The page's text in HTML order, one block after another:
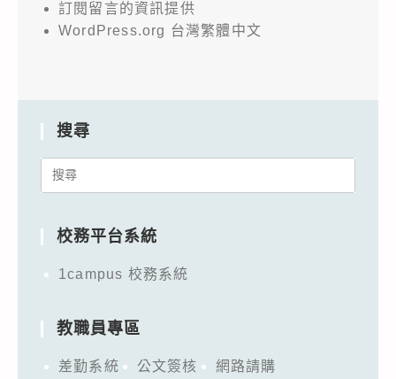
訂閱留言的資訊提供
WordPress.org 台灣繁體中文
搜尋
Search
校務平台系統
1campus 校務系統
教職員專區
差勤系統 公文簽核
網路請購